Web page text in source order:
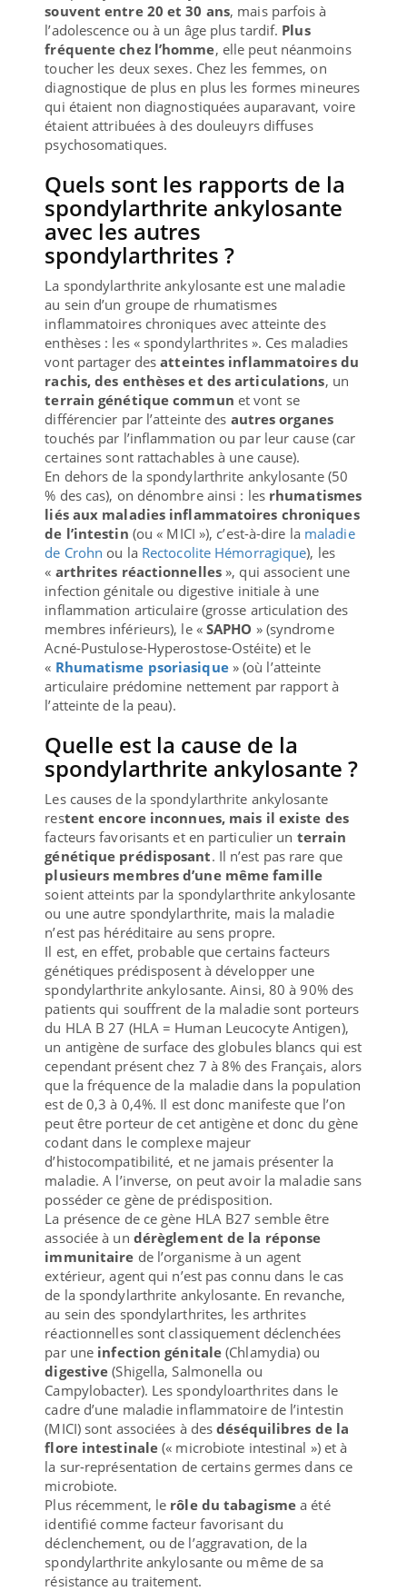
souvent entre 20 et 30 ans, mais parfois à
l’adolescence ou à un âge plus tardif. Plus
fréquente chez l’homme, elle peut néanmoins
toucher les deux sexes. Chez les femmes, on
diagnostique de plus en plus les formes mineures
qui étaient non diagnostiquées auparavant, voire
étaient attribuées à des douleuyrs diffuses
psychosomatiques.
Quels sont les rapports de la
spondylarthrite ankylosante
avec les autres
spondylarthrites ?
La spondylarthrite ankylosante est une maladie
au sein d’un groupe de rhumatismes
inflammatoires chroniques avec atteinte des
enthèses : les « spondylarthrites ». Ces maladies
vont partager desatteintes inflammatoires du
rachis, des enthèses et des articulations, un
terrain génétique commun et vont se
différencier par l’atteinte des autres organes
touchés par l’inflammation ou par leur cause (car
certaines sont rattachables à une cause).
En dehors de la spondylarthrite ankylosante (50
% des cas), on dénombre ainsi : les rhumatismes
liés aux maladies inflammatoires chroniques
de l’intestin (ou « MICI »), c’est-à-dire la maladie
de Crohn ou la Rectocolite Hémorragique), les
« arthrites réactionnelles », qui associent une
infection génitale ou digestive initiale à une
inflammation articulaire (grosse articulation des
membres inférieurs), le « SAPHO » (syndrome
Acné-Pustulose-Hyperostose-Ostéite) et le
« Rhumatisme psoriasique» (où l’atteinte
articulaire prédomine nettement par rapport à
l’atteinte de la peau).
Quelle est la cause de la
spondylarthrite ankylosante ?
Les causes de la spondylarthrite ankylosante
restent encore inconnues, mais il existe des
facteurs favorisants et en particulier un terrain
génétique prédisposant. Il n’est pas rare que
plusieurs membres d’une même famille
soient atteints par la spondylarthrite ankylosante
ou une autre spondylarthrite, mais la maladie
n’est pas héréditaire au sens propre.
Il est, en effet, probable que certains facteurs
génétiques prédisposent à développer une
spondylarthrite ankylosante. Ainsi, 80 à 90% des
patients qui souffrent de la maladie sont porteurs
du HLA B 27 (HLA = Human Leucocyte Antigen),
un antigène de surface des globules blancs qui est
cependant présent chez 7 à 8% des Français, alors
que la fréquence de la maladie dans la population
est de 0,3 à 0,4%. Il est donc manifeste que l’on
peut être porteur de cet antigène et donc du gène
codant dans le complexe majeur
d’histocompatibilité, et ne jamais présenter la
maladie. A l’inverse, on peut avoir la maladie sans
posséder ce gène de prédisposition.
La présence de ce gène HLA B27 semble être
associée à un dérèglement de la réponse
immunitaire de l’organisme à un agent
extérieur, agent qui n’est pas connu dans le cas
de la spondylarthrite ankylosante. En revanche,
au sein des spondylarthrites, les arthrites
réactionnelles sont classiquement déclenchées
par une infection génitale (Chlamydia) ou
digestive (Shigella, Salmonella ou
Campylobacter). Les spondyloarthrites dans le
cadre d’une maladie inflammatoire de l’intestin
(MICI) sont associées à desdéséquilibres de la
flore intestinale (« microbiote intestinal ») et à
la sur-représentation de certains germes dans ce
microbiote.
Plus récemment, le rôle du tabagisme a été
identifié comme facteur favorisant du
déclenchement, ou de l’aggravation, de la
spondylarthrite ankylosante ou même de sa
résistance au traitement.